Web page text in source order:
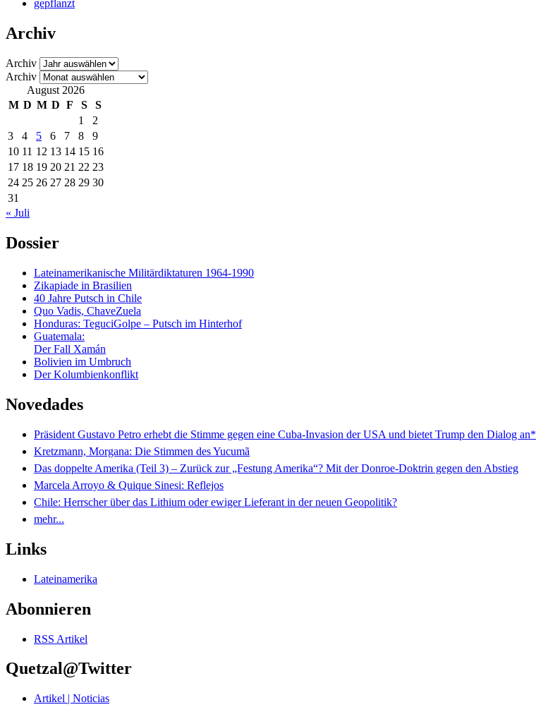
gepflanzt
Archiv
Archiv
Archiv
August 2026
M D M D F S
S
1
2
3
4 5 6 7 8
9
10 11 12 13 14 15 16
17 18 19 20 21 22 23
24 25 26 27 28 29 30
31
« Juli
Dossier
Lateinamerikanische Militärdiktaturen 1964-1990
Zikapiade in Brasilien
40 Jahre Putsch in Chile
Quo Vadis, ChaveZuela
Honduras: TeguciGolpe – Putsch im Hinterhof
Guatemala:
Der Fall Xamán
Bolivien im Umbruch
Der Kolumbienkonflikt
Novedades
Präsident Gustavo Petro erhebt die Stimme gegen eine Cuba-Invasion der USA und bietet Trump den Dialog an*
Kretzmann, Morgana: Die Stimmen des Yucumã
Das doppelte Amerika (Teil 3) – Zurück zur „Festung Amerika“? Mit der Donroe-Doktrin gegen den Abstieg
Marcela Arroyo & Quique Sinesi: Reflejos
Chile: Herrscher über das Lithium oder ewiger Lieferant in der neuen Geopolitik?
mehr...
Links
Lateinamerika
Abonnieren
RSS Artikel
Quetzal@Twitter
Artikel | Noticias